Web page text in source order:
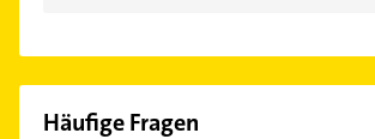
Häufige Fragen